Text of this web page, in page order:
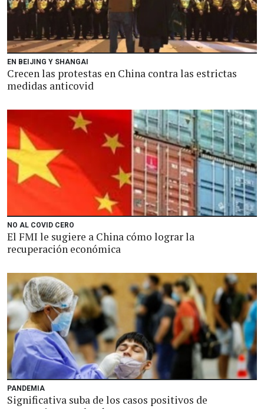
EN BEIJING Y SHANGAI
Crecen las protestas en China contra las estrictas
medidas anticovid
NO AL COVID CERO
El FMI le sugiere a China cómo lograr la
recuperación económica
PANDEMIA
Significativa suba de los casos positivos de